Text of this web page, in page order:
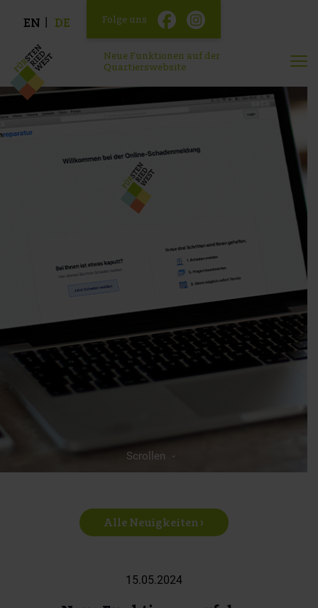
EN DE Folge uns
Neue Funktionen auf der
Quartierswebsite
Scrollen
Alle Neuigkeiten ›
15.05.2024